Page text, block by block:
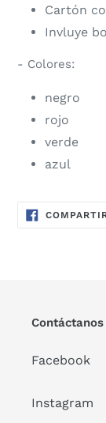
Cartón
Invluye
- Colores:
negro
rojo
verde
azul
Contáctanos
Facebook
Instagram